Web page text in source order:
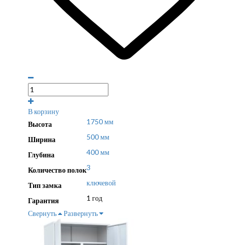
В корзину
Высота
1750 мм
Ширина 500 мм
Глубина 400 мм
Количество полок3
Тип замка ключевой
Гарантия
1 год
Свернуть
Развернуть